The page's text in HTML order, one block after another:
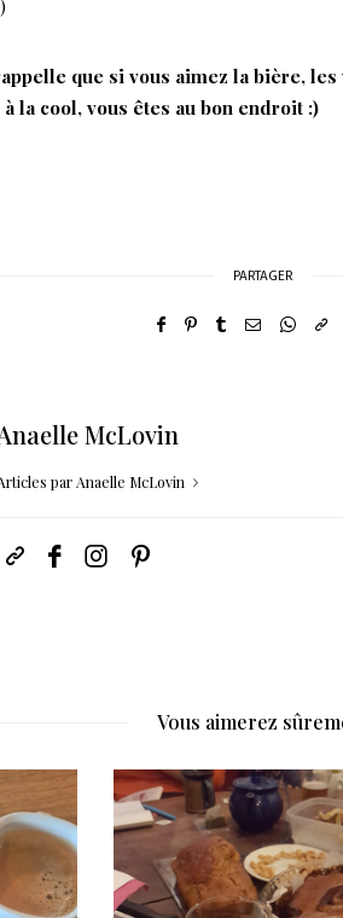
que si vous aimez la bière,
la cool, vous êtes au bon endroit :)
PARTAGER
McLovin
par Anaelle McLovin
Vous aimerez